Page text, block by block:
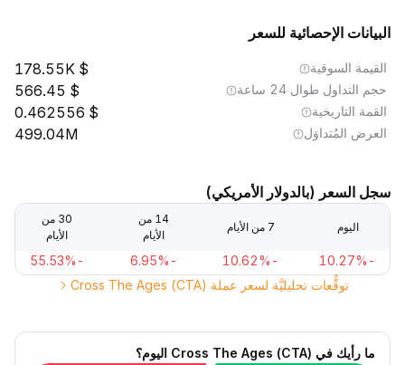
البيانات الإحصائية للسعر
القيمة السوقية 178.55K
حجم التداول طوال 24 ساعة 566.45
القمة التاريخية 0.462556
العرض المُتداوَل 499.04M
سجل السعر (بالدولار الأمريكي)
اليوم 7 من الأيام
14 من
الأيام
30 من
الأيام
-10.27%
-10.62%
-6.95%
-55.53%
توقُّعات تحليليَّة لسعر عملة Cross The Ages (CTA)
ما رأيك في Cross The Ages (CTA) اليوم؟